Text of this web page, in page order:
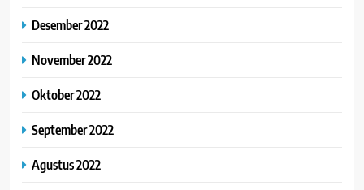
Desember 2022
November 2022
Oktober 2022
September 2022
Agustus 2022